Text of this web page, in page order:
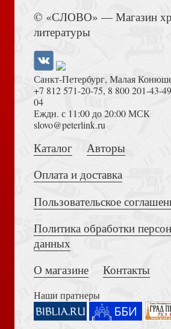
Акафист Пресвятой Богородице в
Петр Алеут, святой
Толкование на Апокалипсис
Достоевский Ф.М. Сила и правда
© «СЛОВО» — Магазин
литературы
Санкт-Петербург, Малая
+7 812 571-20-75, 8 800 201-43-49
04
Еждн. с 11:00 до 20:00 МСК
slovo@peterlink.ru
Каталог
Авторы
Оплата и доставка
Пользовательское
Политика обработки
данных
О магазине
Контакты
Наши пратнеры